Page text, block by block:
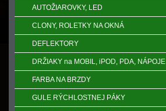
AUTOŽIAROVKY, LED
CLONY, ROLETKY NA OKNÁ
DEFLEKTORY
DRŽIAKY na MOBIL, iPOD, PDA, NÁPOJE
FARBA NA BRZDY
GULE RÝCHLOSTNEJ PÁKY